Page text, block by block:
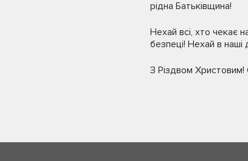
рідна Батьківщина!
Нехай всі, хто чекає
безпеці! Нехай в наші
З Різдвом Христовим!